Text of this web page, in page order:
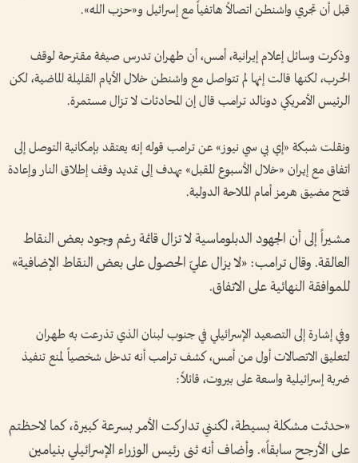
قبل أن تجري واشنطن اتصالاً هاتفياً مع إسرائيل و«حزب الله».
وذكرت وسائل إعلام إيرانية، أمس، أن طهران تدرس صيغة مقترحة لوقف
الحرب، لكنها قالت إنها لم تتواصل مع واشنطن خلال الأيام القليلة الماضية، لكن
الرئيس الأمريكي دونالد ترامب قال إن المحادثات لا تزال مستمرة.
ونقلت شبكة «إي بي سي نيوز» عن ترامب قوله إنه يعتقد بإمكانية التوصل إلى
اتفاق مع إيران «خلال الأسبوع المقبل» يهدف إلى تمديد وقف إطلاق النار وإعادة
فتح مضيق هرمز أمام الملاحة الدولية.
مشيراً إلى أن الجهود الدبلوماسية لا تزال قائمة رغم وجود بعض النقاط
العالقة. وقال ترامب: «لا يزال عليّ الحصول على بعض النقاط الإضافية»
للموافقة النهائية على الاتفاق.
وفي إشارة إلى التصعيد الإسرائيلي في جنوب لبنان الذي تذرعت به طهران
لتعليق الاتصالات أول من أمس، كشف ترامب أنه تدخل شخصياً لمنع تنفيذ
ضربة إسرائيلية واسعة على بيروت، قائلاً:
«حدثت مشكلة بسيطة، لكنني تداركت الأمر بسرعة كبيرة، كما لاحظتم
على الأرجح سابقاً». وأضاف أنه ثنى رئيس الوزراء الإسرائيلي بنيامين